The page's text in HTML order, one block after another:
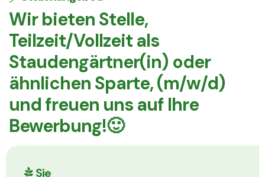
Wir bieten Stelle,
Teilzeit/Vollzeit als
Staudengärtner(in) oder
ähnlichen Sparte, (m/w/d)
und freuen uns auf Ihre
Bewerbung!🙂
Sie